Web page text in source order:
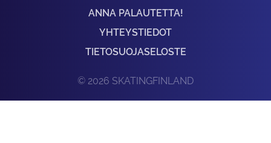
ANNA PALAUTETTA!
YHTEYSTIEDOT
TIETOSUOJASELOSTE
© 2026 SKATINGFINLAND